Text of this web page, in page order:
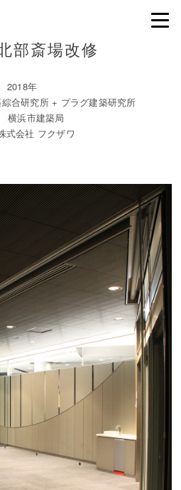
部斎場改修
2018年
合研究所 + プラグ建築研究所
横浜市建築局
会社 フクザワ